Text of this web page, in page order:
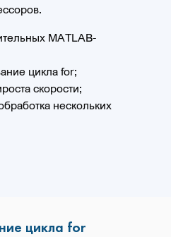
MATLAB-
цикла for;
скорости;
нескольких
цикла for